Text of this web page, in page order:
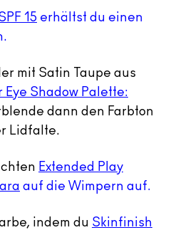
15 erhältst du einen
mit Satin Taupe aus
Shadow Palette:
dann den Farbton
Lidfalte.
Extended Play
auf die Wimpern auf.
indem du Skinfinish